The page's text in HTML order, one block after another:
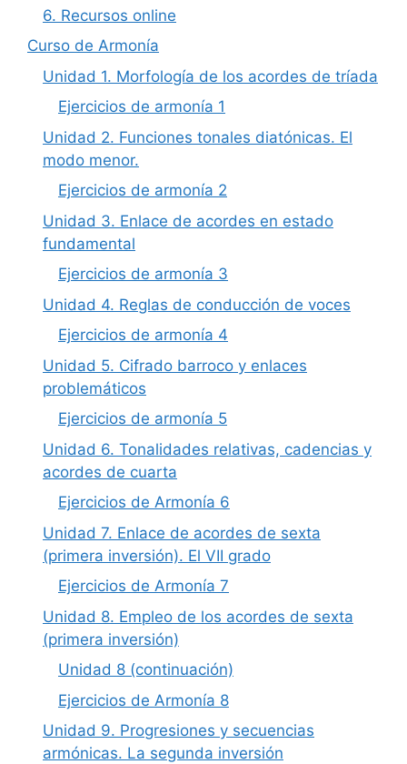
6. Recursos online
Curso de Armonía
Unidad 1. Morfología de los acordes de tríada
Ejercicios de armonía 1
Unidad 2. Funciones tonales diatónicas. El
modo menor.
Ejercicios de armonía 2
Unidad 3. Enlace de acordes en estado
fundamental
Ejercicios de armonía 3
Unidad 4. Reglas de conducción de voces
Ejercicios de armonía 4
Unidad 5. Cifrado barroco y enlaces
problemáticos
Ejercicios de armonía 5
Unidad 6. Tonalidades relativas, cadencias y
acordes de cuarta
Ejercicios de Armonía 6
Unidad 7. Enlace de acordes de sexta
(primera inversión). El VII grado
Ejercicios de Armonía 7
Unidad 8. Empleo de los acordes de sexta
(primera inversión)
Unidad 8 (continuación)
Ejercicios de Armonía 8
Unidad 9. Progresiones y secuencias
armónicas. La segunda inversión